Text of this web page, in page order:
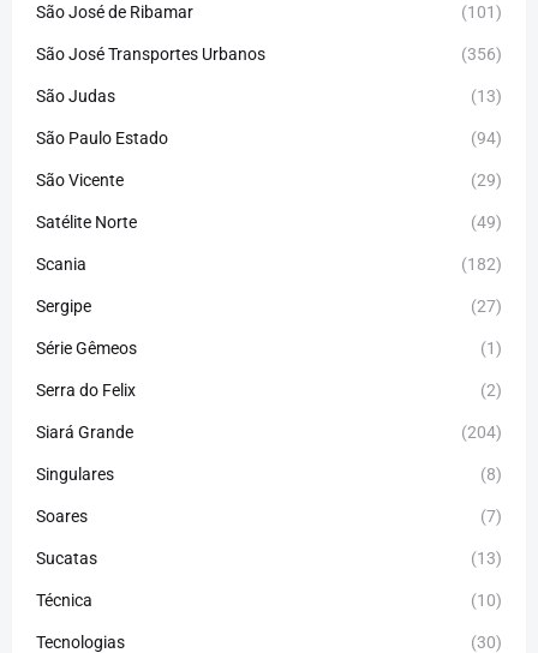
São José de Ribamar (101)
São José Transportes Urbanos (356)
São Judas (13)
São Paulo Estado (94)
São Vicente (29)
Satélite Norte (49)
Scania (182)
Sergipe (27)
Série Gêmeos (1)
Serra do Felix (2)
Siará Grande (204)
Singulares (8)
Soares (7)
Sucatas (13)
Técnica (10)
Tecnologias (30)